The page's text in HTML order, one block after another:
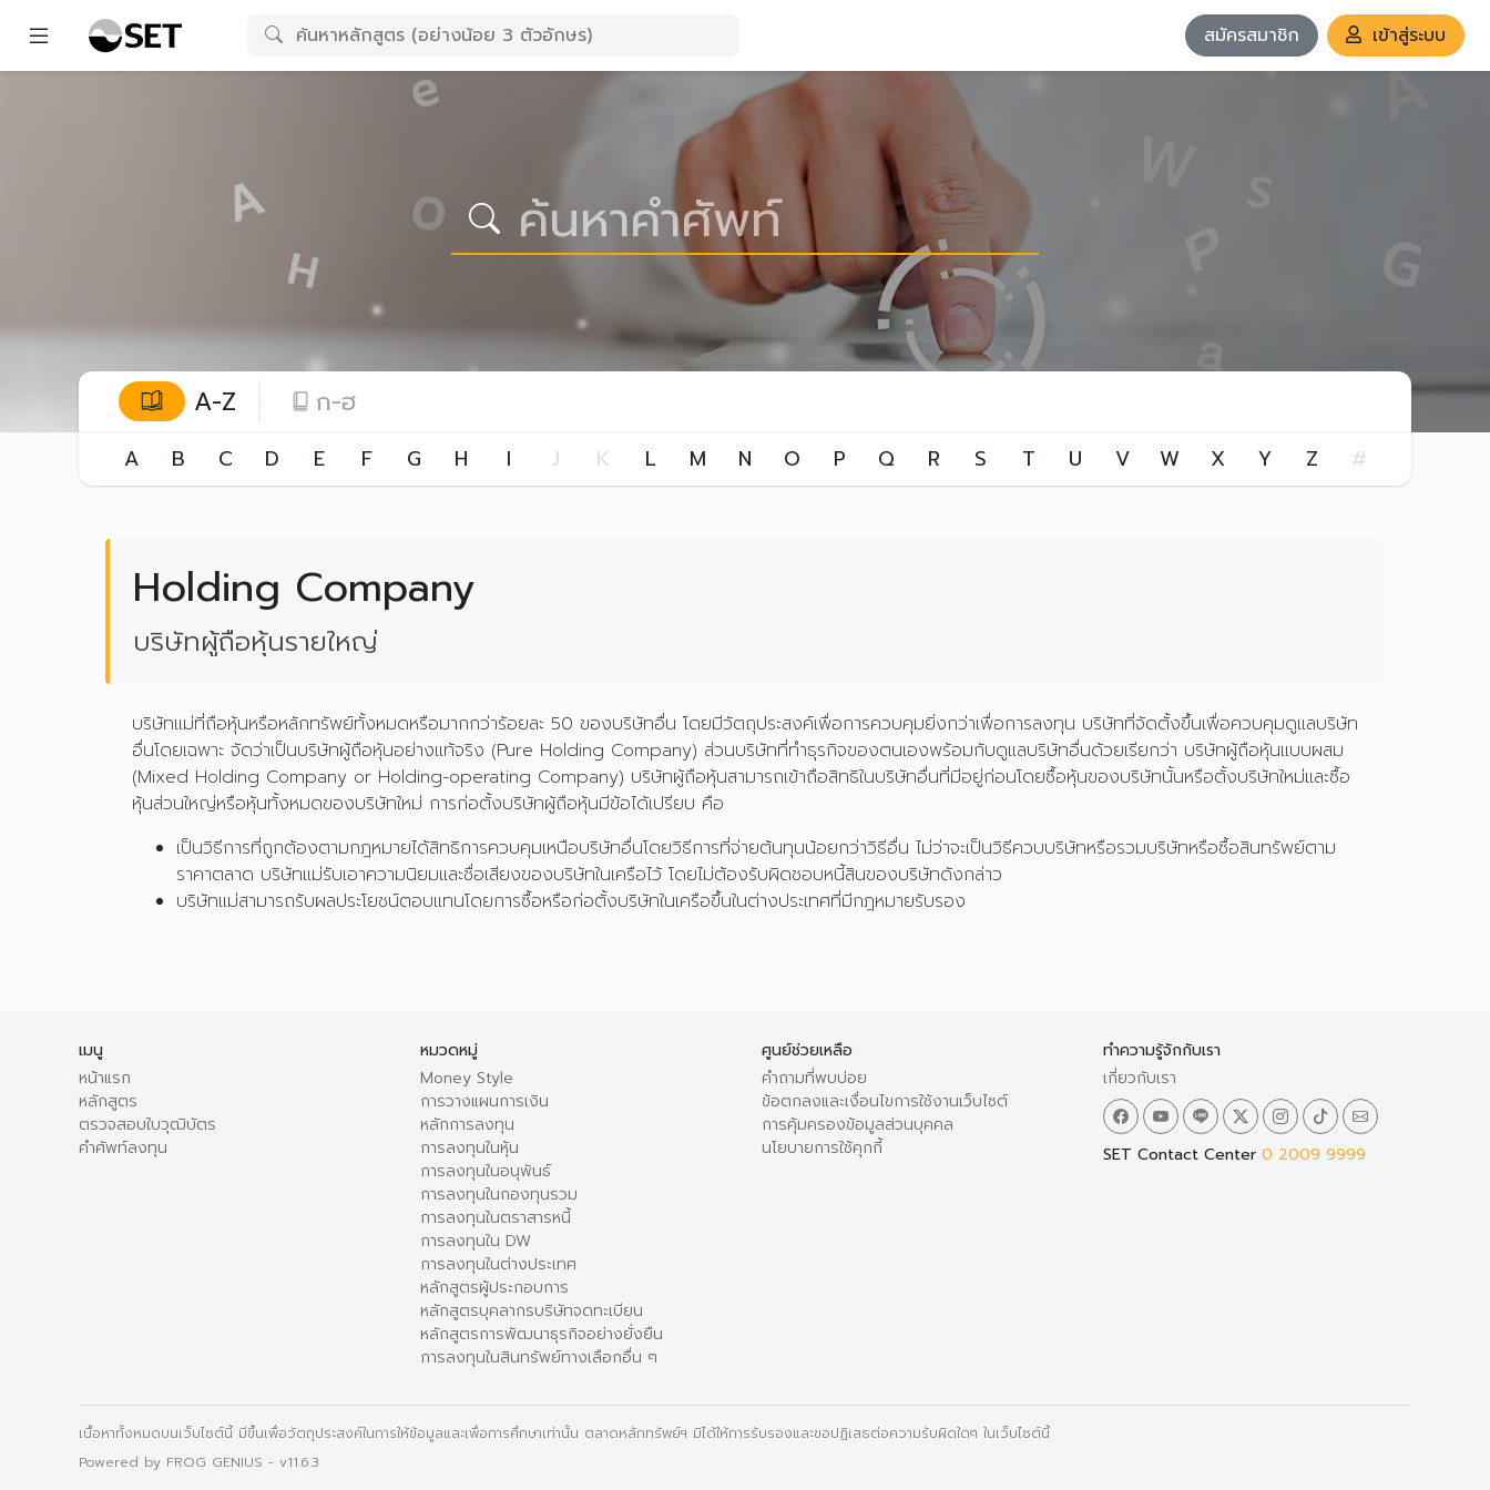
สมัครสมาชิก เข้าสู่ระบบ
A-Z ก-ฮ
A B C D E F G H I J K L M N O P Q R S T U V W X Y Z #
Holding Company
บริษัทผู้ถือหุ้นรายใหญ่
บริษัทแม่ที่ถือหุ้นหรือหลักทรัพย์ทั้งหมดหรือมากกว่าร้อยละ 50 ของบริษัทอื่น โดยมีวัตถุประสงค์เพื่อการควบคุมยิ่งกว่าเพื่อการลงทุน บริษัทที่จัดตั้งขึ้นเพื่อควบคุมดูแลบริษัท
อื่นโดยเฉพาะ จัดว่าเป็นบริษัทผู้ถือหุ้นอย่างแท้จริง (Pure Holding Company) ส่วนบริษัทที่ทำธุรกิจของตนเองพร้อมกับดูแลบริษัทอื่นด้วยเรียกว่า บริษัทผู้ถือหุ้นแบบผสม
(Mixed Holding Company or Holding-operating Company) บริษัทผู้ถือหุ้นสามารถเข้าถือสิทธิในบริษัทอื่นที่มีอยู่ก่อนโดยซื้อหุ้นของบริษัทนั้นหรือตั้งบริษัทใหม่และซื้อ
หุ้นส่วนใหญ่หรือหุ้นทั้งหมดของบริษัทใหม่ การก่อตั้งบริษัทผู้ถือหุ้นมีข้อได้เปรียบ คือ
เป็นวิธีการที่ถูกต้องตามกฎหมายได้สิทธิการควบคุมเหนือบริษัทอื่นโดยวิธีการที่จ่ายต้นทุนน้อยกว่าวิธีอื่น ไม่ว่าจะเป็นวิธีควบบริษัทหรือรวมบริษัทหรือซื้อสินทรัพย์ตาม
ราคาตลาด บริษัทแม่รับเอาความนิยมและชื่อเสียงของบริษัทในเครือไว้ โดยไม่ต้องรับผิดชอบหนี้สินของบริษัทดังกล่าว
บริษัทแม่สามารถรับผลประโยชน์ตอบแทนโดยการซื้อหรือก่อตั้งบริษัทในเครือขึ้นในต่างประเทศที่มีกฎหมายรับรอง
เมนู
หน้าแรก
หลักสูตร
ตรวจสอบใบวุฒิบัตร
คำศัพท์ลงทุน
หมวดหมู่
Money Style
การวางแผนการเงิน
หลักการลงทุน
การลงทุนในหุ้น
การลงทุนในอนุพันธ์
การลงทุนในกองทุนรวม
การลงทุนในตราสารหนี้
การลงทุนใน DW
การลงทุนในต่างประเทศ
หลักสูตรผู้ประกอบการ
หลักสูตรบุคลากรบริษัทจดทะเบียน
หลักสูตรการพัฒนาธุรกิจอย่างยั่งยืน
การลงทุนในสินทรัพย์ทางเลือกอื่น ๆ
ศูนย์ช่วยเหลือ
คำถามที่พบบ่อย
ข้อตกลงและเงื่อนไขการใช้งานเว็บไซต์
การคุ้มครองข้อมูลส่วนบุคคล
นโยบายการใช้คุกกี้
ทำความรู้จักกับเรา
เกี่ยวกับเรา
SET Contact Center 0 2009 9999
เนื้อหาทั้งหมดบนเว็บไซต์นี้ มีขึ้นเพื่อวัตถุประสงค์ในการให้ข้อมูลและเพื่อการศึกษาเท่านั้น ตลาดหลักทรัพย์ฯ มิได้ให้การรับรองและขอปฏิเสธต่อความรับผิดใดๆ ในเว็บไซต์นี้
Powered by FROG GENIUS - v11.6.3